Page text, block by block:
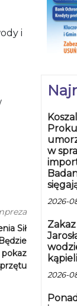
i
Sił
w
2026-
2026-